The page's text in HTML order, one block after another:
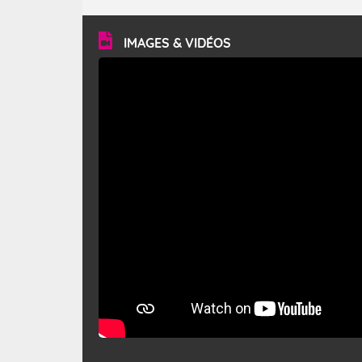
vitesse moyenne de 50 km/h et atteindre 80 à 100 km/h
en rafales, parfois davantage. Il parcourt la basse vallée
du Rhône et la Provence et envahit le littoral
méditerranéen à partir de la Camargue.
IMAGES & VIDÉOS